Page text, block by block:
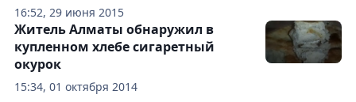
16:52, 29 июня 2015
15:34, 01 октября 2014
Житель Алматы обнаружил в
купленном хлебе сигаретный
окурок